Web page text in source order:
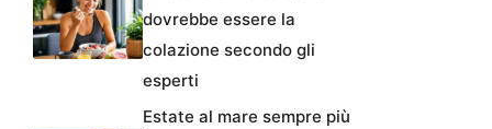
dovrebbe essere la
colazione secondo gli
esperti
Estate al mare sempre più